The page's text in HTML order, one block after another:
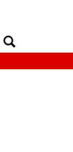
Search
for: